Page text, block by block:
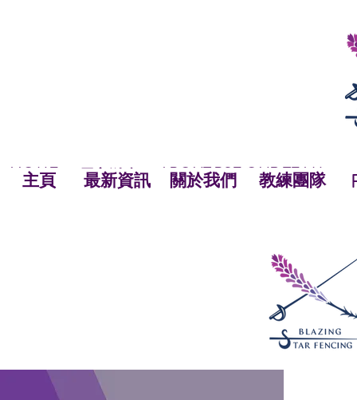
NEWS
NEWS OUR TEAM
ABOUT BSF
HOME
HOME 關於我們
主頁 OUR TEAM
教練團隊
最新資訊
NEWS
主頁 最新資訊 關於我們 教練團隊